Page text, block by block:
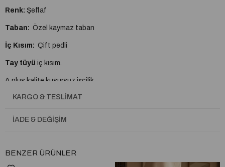
Renk: Şeffaf
Taban: Özel kaymaz taban
İç Kısım: Çift pedli
Tay tüyü iç kısım.
A plus kalite kusursuz işçilik
Tam Kalıptır.
KARGO & TESLIMAT
İADE & DEĞIŞIM
BENZER ÜRÜNLER